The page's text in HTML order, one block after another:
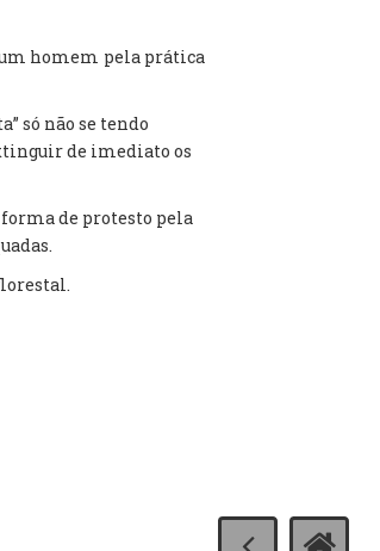
homem pela prática
só não se tendo
de imediato os
forma de protesto pela